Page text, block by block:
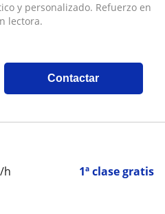
y personalizado. Refuerzo en
lectora.
Contactar
/h 1ª clase gratis